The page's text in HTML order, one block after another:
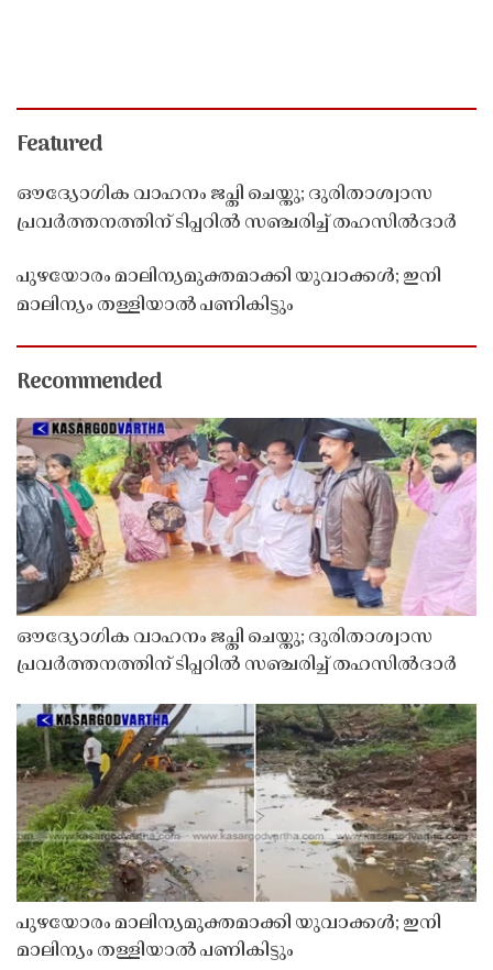
Featured
ഔദ്യോഗിക വാഹനം ജപ്തി ചെയ്തു; ദുരിതാശ്വാസ
പ്രവർത്തനത്തിന് ടിപ്പറിൽ സഞ്ചരിച്ച് തഹസിൽദാർ
പുഴയോരം മാലിന്യമുക്തമാക്കി യുവാക്കൾ; ഇനി
മാലിന്യം തള്ളിയാൽ പണികിട്ടും
Recommended
ഔദ്യോഗിക വാഹനം ജപ്തി ചെയ്തു; ദുരിതാശ്വാസ
പ്രവർത്തനത്തിന് ടിപ്പറിൽ സഞ്ചരിച്ച് തഹസിൽദാർ
പുഴയോരം മാലിന്യമുക്തമാക്കി യുവാക്കൾ; ഇനി
മാലിന്യം തള്ളിയാൽ പണികിട്ടും